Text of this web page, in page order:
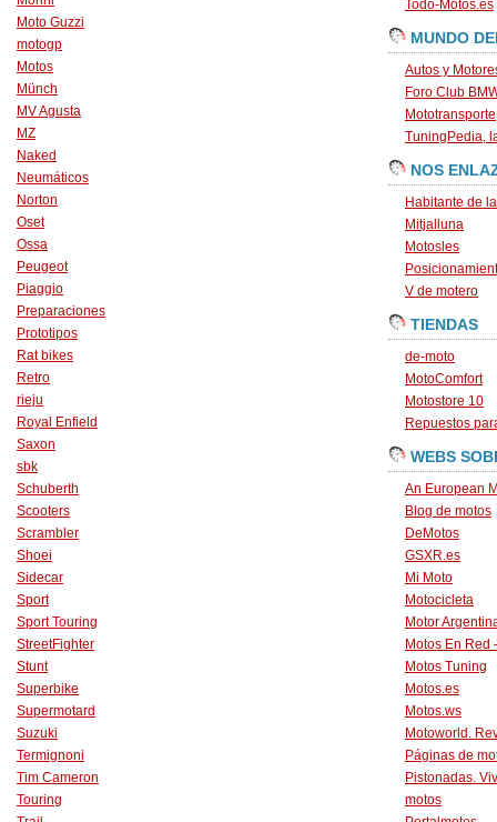
Moto Guzzi
motogp
Motos
Münch
MV Agusta
MZ
Naked
Neumáticos
Norton
Oset
Ossa
Peugeot
Piaggio
Preparaciones
Prototipos
Rat bikes
Retro
rieju
Royal Enfield
Saxon
sbk
Schuberth
Scooters
Scrambler
Shoei
Sidecar
Sport
Sport Touring
StreetFighter
Stunt
Superbike
Supermotard
Suzuki
Termignoni
Tim Cameron
Touring
Todo-Motos.es
MUNDO
Autos y
Foro Club
Mototransporte
TuningPedia,
NOS
Habitante de
Mitjalluna
Motosles
V de motero
TIENDAS
de-moto
MotoComfort
Motostore 10
Repuestos
WEBS
An European
Blog de motos
DeMotos
GSXR.es
Mi Moto
Motocicleta
Motor
Motos En Red
Motos Tuning
Motos.es
Motos.ws
Motoworld.
Páginas de
Pistonadas.
motos